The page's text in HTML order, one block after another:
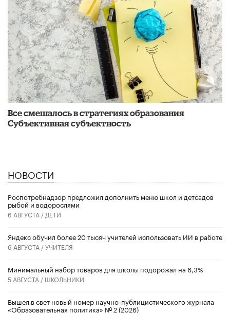
Все смешалось в стратегиях образования
Субъективная субъектность
НОВОСТИ
Роспотребнадзор предложил дополнить меню школ и детсадов
рыбой и водорослями
6 АВГУСТА / ДЕТИ
​Яндекс обучил более 20 тысяч учителей использовать ИИ в работе
6 АВГУСТА /УЧИТЕЛЯ
Минимальный набор товаров для школы подорожал на 6,3%
5 АВГУСТА / ШКОЛЬНИКИ
Вышел в свет новый номер научно-публицистического журнала
«Образовательная политика» № 2 (2026)